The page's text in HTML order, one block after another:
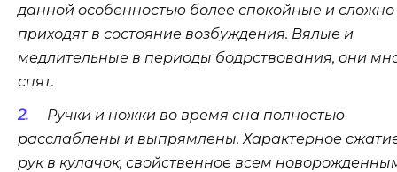
данной особенностью более спокойные и сложно
приходят в состояние возбуждения. Вялые и
медлительные в периоды бодрствования, они
спят.
Ручки и ножки во время сна полностью
расслаблены и выпрямлены. Характерное
рук в кулачок, свойственное всем